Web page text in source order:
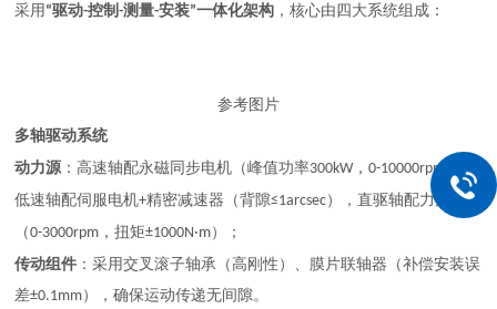
采用 “驱动-控制-测量-安装”一体化架构 ，核心由四大系统组成：
参考图片
多轴驱动系统
动力源 ：高速轴配永磁同步电机（峰值功率300kW，0-10000rpm
低速轴配伺服电机+精密减速器（背隙≤1arcsec），直驱轴配力矩电机
（0-3000rpm ，扭矩±1000N·m）；
传动组件 ：采用交叉滚子轴承（高刚性）、膜片联轴器（补偿安装误
差±0.1mm），确保运动传递无间隙。